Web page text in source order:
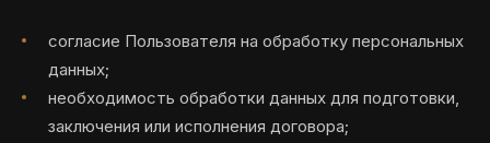
согласие Пользователя на обработку персональных
данных;
необходимость обработки данных для подготовки,
заключения или исполнения договора;